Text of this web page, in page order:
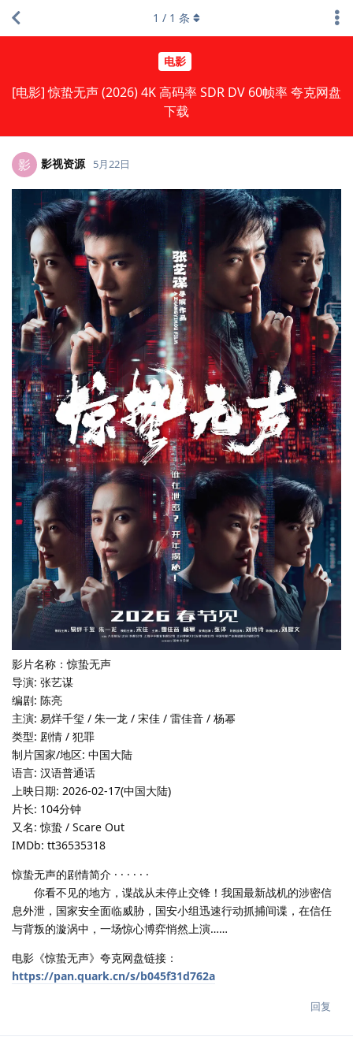
电影
[电影] 惊蛰无声 (2026) 4K 高码率 SDR DV 60帧率 夸克网盘
下载
1 / 1 条
影 影视资源 5月22日
影片名称：惊蛰无声
导演: 张艺谋
编剧: 陈亮
主演: 易烊千玺 / 朱一龙 / 宋佳 / 雷佳音 / 杨幂
类型: 剧情 / 犯罪
制片国家/地区: 中国大陆
语言: 汉语普通话
上映日期: 2026-02-17(中国大陆)
片长: 104分钟
又名: 惊蛰 / Scare Out
IMDb: tt36535318
惊蛰无声的剧情简介 · · · · · ·
你看不见的地方，谍战从未停止交锋！我国最新战机的涉密信
息外泄，国家安全面临威胁，国安小组迅速行动抓捕间谍，在信任
与背叛的漩涡中，一场惊心博弈悄然上演……
电影《惊蛰无声》夸克网盘链接：
https://pan.quark.cn/s/b045f31d762a
回复